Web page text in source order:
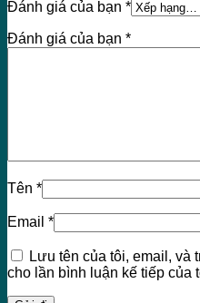
Đánh giá của bạn *
Đánh giá của bạn *
Tên *
Email *
Lưu tên của tôi, email, và
cho lần bình luận kế tiếp của